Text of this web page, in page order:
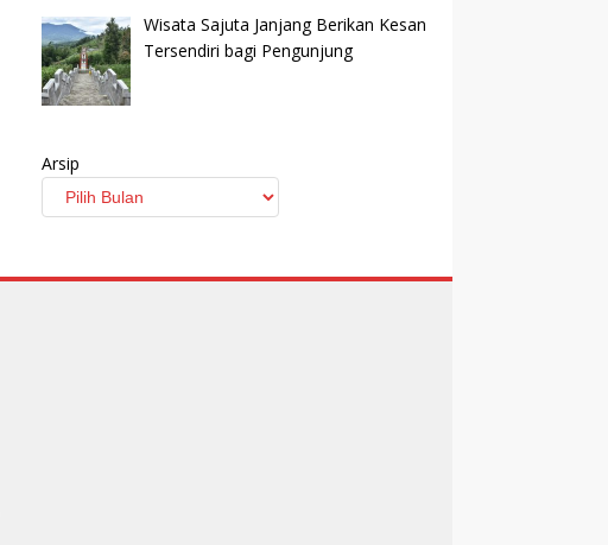
Wisata Sajuta Janjang Berikan Kesan
Tersendiri bagi Pengunjung
Arsip